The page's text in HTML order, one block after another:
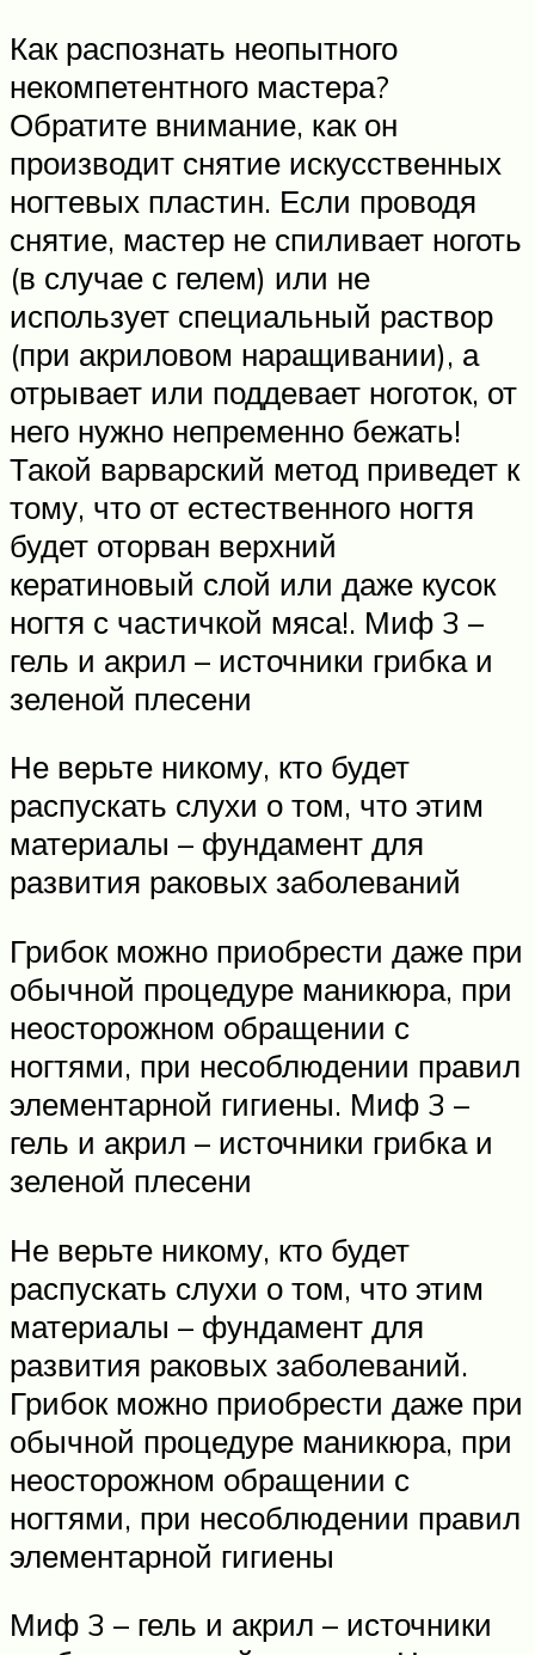
Как распознать неопытного
некомпетентного мастера?
Обратите внимание, как он
производит снятие искусственных
ногтевых пластин. Если проводя
снятие, мастер не спиливает ноготь
(в случае с гелем) или не
использует специальный раствор
(при акриловом наращивании), а
отрывает или поддевает ноготок, от
него нужно непременно бежать!
Такой варварский метод приведет к
тому, что от естественного ногтя
будет оторван верхний
кератиновый слой или даже кусок
ногтя с частичкой мяса!. Миф 3 –
гель и акрил – источники грибка и
зеленой плесени
Не верьте никому, кто будет
распускать слухи о том, что этим
материалы – фундамент для
развития раковых заболеваний
Грибок можно приобрести даже при
обычной процедуре маникюра, при
неосторожном обращении с
ногтями, при несоблюдении правил
элементарной гигиены. Миф 3 –
гель и акрил – источники грибка и
зеленой плесени
Не верьте никому, кто будет
распускать слухи о том, что этим
материалы – фундамент для
развития раковых заболеваний.
Грибок можно приобрести даже при
обычной процедуре маникюра, при
неосторожном обращении с
ногтями, при несоблюдении правил
элементарной гигиены
Миф 3 – гель и акрил – источники